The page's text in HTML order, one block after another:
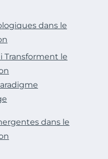
dans le
Transforment le
dans le